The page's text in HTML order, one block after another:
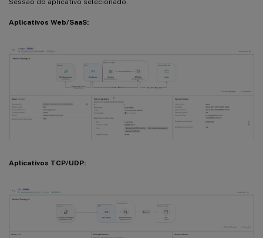
Sessão do aplicativo selecionado.
Aplicativos Web/SaaS:
Aplicativos TCP/UDP: